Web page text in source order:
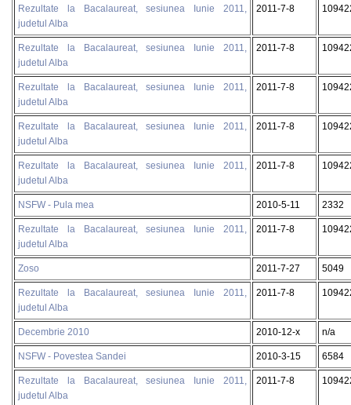
Rezultate la Bacalaureat, sesiunea Iunie 2011,
judetul Alba
2011-7-8
Rezultate la Bacalaureat, sesiunea Iunie 2011,
judetul Alba
2011-7-8
Rezultate la Bacalaureat, sesiunea Iunie 2011,
judetul Alba
2011-7-8
Rezultate la Bacalaureat, sesiunea Iunie 2011,
judetul Alba
2011-7-8
Rezultate la Bacalaureat, sesiunea Iunie 2011,
judetul Alba
2011-7-8
NSFW - Pula mea 2010-5-11 2332
Rezultate la Bacalaureat, sesiunea Iunie 2011,
judetul Alba
2011-7-8
Zoso 2011-7-27 5049
Rezultate la Bacalaureat, sesiunea Iunie 2011,
judetul Alba
2011-7-8
Decembrie 2010 2010-12-x n/a
NSFW - Povestea Sandei 2010-3-15 6584
Rezultate la Bacalaureat, sesiunea Iunie 2011,
judetul Alba
2011-7-8